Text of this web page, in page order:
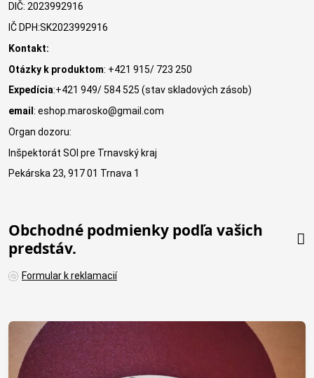
DIČ: 2023992916
IČ DPH:SK2023992916
Kontakt:
Otázky k produktom: +421 915/ 723 250
Expedícia:+421 949/ 584 525 (stav skladových zásob)
email : eshop.marosko@gmail.com
Organ dozoru:
Inšpektorát SOI pre Trnavský kraj
Pekárska 23, 917 01 Trnava 1
Obchodné podmienky podľa vašich
predstáv.
Formular k reklamacií